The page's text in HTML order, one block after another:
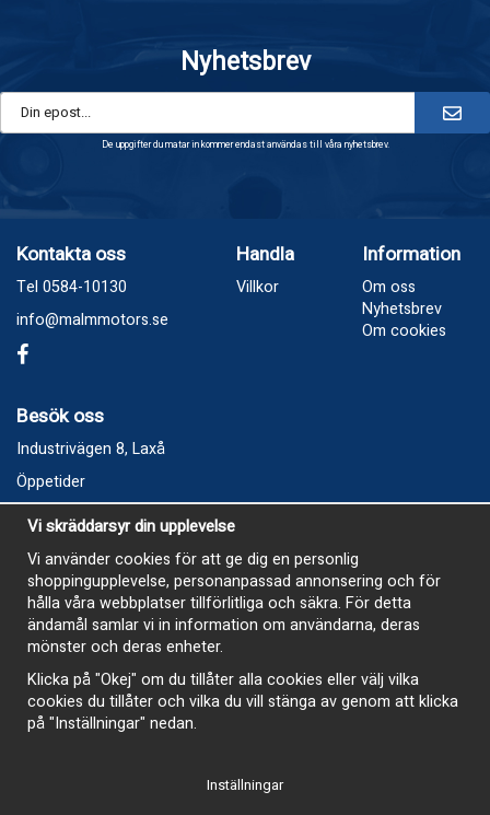
Nyhetsbrev
De uppgifter du matar in kommer endast användas till våra nyhetsbrev.
Kontakta oss
Tel 0584-10130
info@malmmotors.se
Handla
Villkor
Information
Om oss
Nyhetsbrev
Om cookies
Besök oss
Industrivägen 8, Laxå
Öppetider
Vecka 32
Måndag kl 9-12, kl 13 - 15
Onsdag kl 9-12, kl 13 - 15
Tisdag, Tordag och Fredag stängt
E-Handelsbutiken är öppen och paket skickas hela
sommaren
Vi skräddarsyr din upplevelse
Vi använder cookies för att ge dig en personlig
shoppingupplevelse, personanpassad annonsering och för
hålla våra webbplatser tillförlitliga och säkra. För detta
ändamål samlar vi in information om användarna, deras
mönster och deras enheter.
Klicka på "Okej" om du tillåter alla cookies eller välj vilka
cookies du tillåter och vilka du vill stänga av genom att klicka
på "Inställningar" nedan.
Inställningar